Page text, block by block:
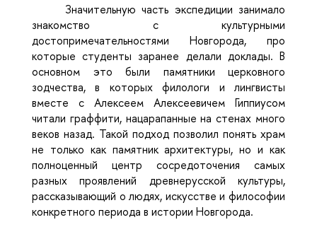
Значительную часть экспедиции занимало
знакомство с культурными
достопримечательностями Новгорода, про
которые студенты заранее делали доклады. В
основном это были памятники церковного
зодчества, в которых филологи и лингвисты
вместе с Алексеем Алексеевичем Гиппиусом
читали граффити, нацарапанные на стенах много
веков назад. Такой подход позволил понять храм
не только как памятник архитектуры, но и как
полноценный центр сосредоточения самых
разных проявлений древнерусской культуры,
рассказывающий о людях, искусстве и философии
конкретного периода в истории Новгорода.